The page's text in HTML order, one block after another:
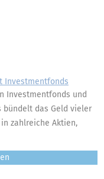
Investmentfonds
Investmentfonds und
bündelt das Geld vieler
zahlreiche Aktien,